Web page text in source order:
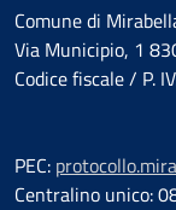
Comune di
Via Municipio, 1
Codice fiscale / P.
PEC:
Centralino unico: